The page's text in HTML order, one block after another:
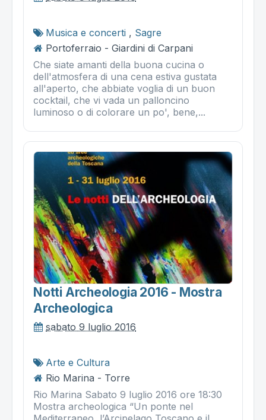
Musica e concerti , Sagre
Portoferraio - Giardini di Carpani
Che siate amanti della buona cucina o
dell'atmosfera di una cena estiva gustata
all'aperto, che abbiate voglia di un buon
cocktail, che vi vada un palloncino
luminoso o di colorare un po', bene,...
Notti Archeologia 2016 - Mostra
Archeologica
sabato 9 luglio 2016
Arte e Cultura
Rio Marina - Torre
Rio Marina Sabato 9 luglio 2016 ore 18:30
Mostra archeologica “Un ponte nel